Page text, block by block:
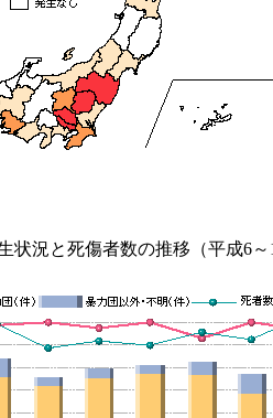
状況と死傷者数の推移（平成6～